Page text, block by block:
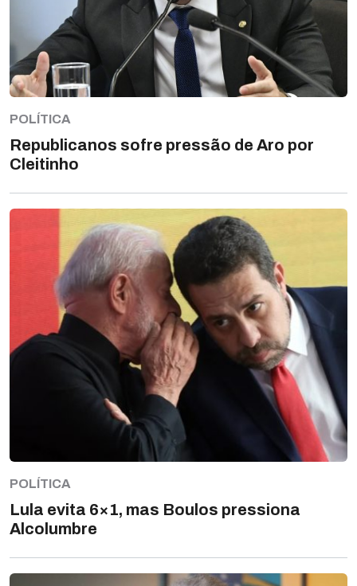
POLÍTICA
Republicanos sofre pressão de Aro por
Cleitinho
POLÍTICA
Lula evita 6×1, mas Boulos pressiona
Alcolumbre